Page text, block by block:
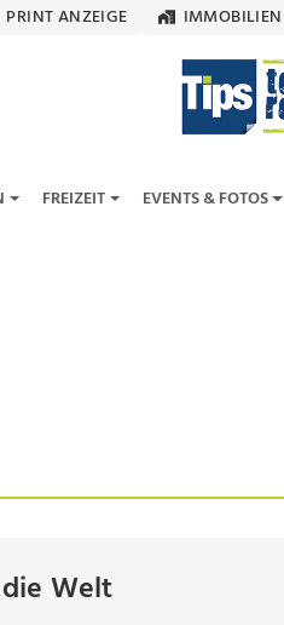
PRINT ANZEIGE IMMOBILIEN
FREIZEIT EVENTS & FOTOS
Welt